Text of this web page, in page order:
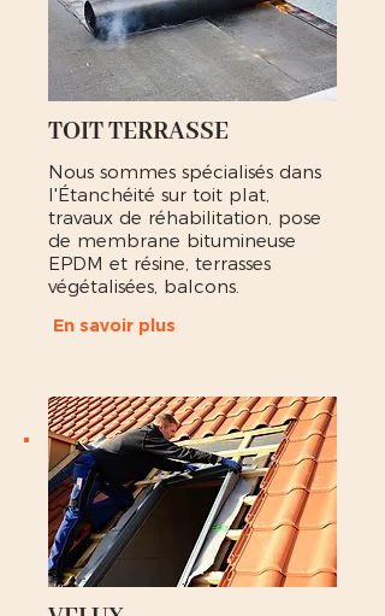
TOIT TERRASSE
Nous sommes spécialisés dans
l'Étanchéité sur toit plat,
travaux de réhabilitation, pose
de membrane bitumineuse
EPDM et résine, terrasses
végétalisées, balcons.
En savoir plus